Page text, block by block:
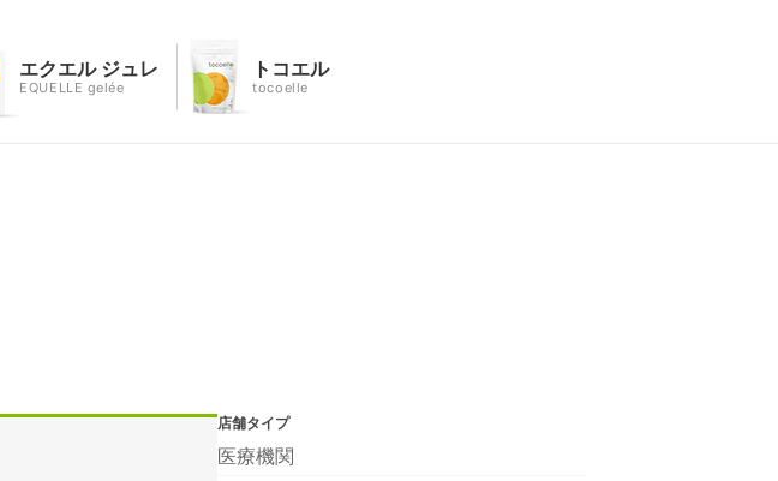
エクエル ジュレ
EQUELLE gelée
トコエル
tocoelle
店舗タイプ
医療機関